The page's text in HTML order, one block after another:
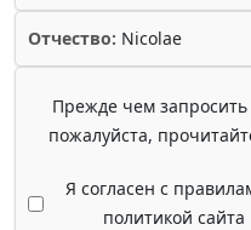
Отчество: Nicolae
Прежде чем
пожалуйста,
Я согласен с
политикой сайта